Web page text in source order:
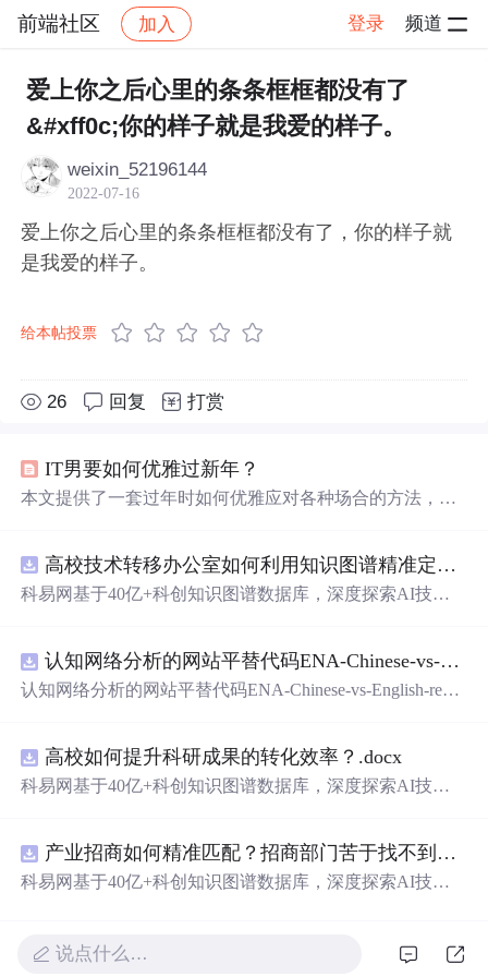
前端社区 加入 登录 频道
社区 前端社区 感慨 帖子详情
爱上你之后心里的条条框框都没有了
&#xff0c;你的样子就是我爱的样子。
weixin_52196144
2022-07-16
爱上你之后心里的条条框框都没有了，你的样子就
是我爱的样子。
给本帖投票
26 回复 打赏
IT男要如何优雅过新年？
本文提供了一套过年时如何优雅应对各种场合的方法，分
高校技术转移办公室如何利用知识图谱精准定位产业需求与技术适配点？.docx
科易网基于40亿+科创知识图谱数据库，深度探索AI技术
新领域的AI+数智化解决方案，推动科技创新与产业创新
智能化发展。
认知网络分析的网站平替代码ENA-Chinese-vs-English-reproducible.zip
认知网络分析的网站平替代码ENA-Chinese-vs-English-repro
高校如何提升科研成果的转化效率？.docx
科易网基于40亿+科创知识图谱数据库，深度探索AI技术
新领域的AI+数智化解决方案，推动科技创新与产业创新
智能化发展。
产业招商如何精准匹配？招商部门苦于找不到符合产业链补链强链方向的目标企业怎么办？.docx
科易网基于40亿+科创知识图谱数据库，深度探索AI技术
新领域的AI+数智化解决方案，推动科技创新与产业创新
说点什么…